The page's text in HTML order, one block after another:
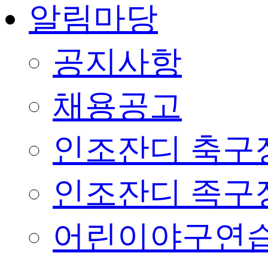
알림마당
공지사항
채용공고
인조잔디 축구
인조잔디 족구
어린이야구연